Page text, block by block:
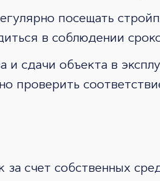
посещать
в соблюдении
и сдачи объекта в
проверить
счет собственных